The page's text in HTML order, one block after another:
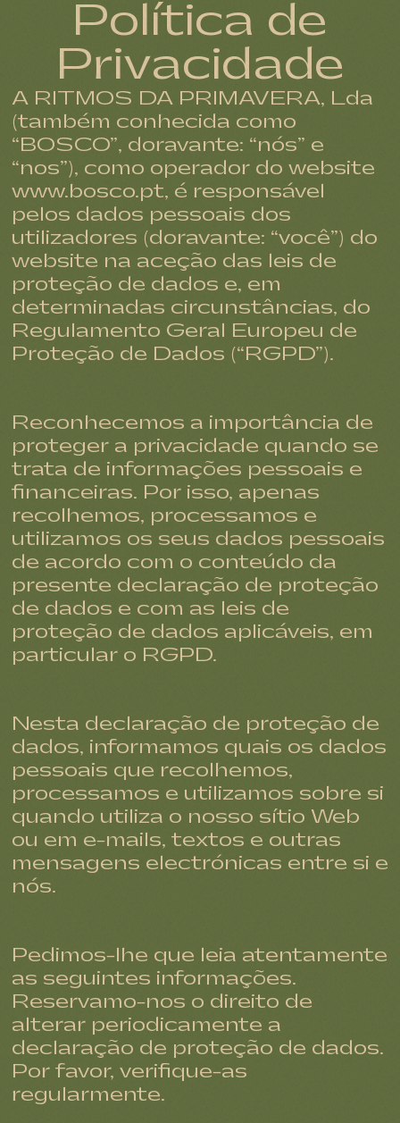
Política de
Privacidade
A RITMOS DA PRIMAVERA, Lda
(também conhecida como
“BOSCO”, doravante: “nós” e
“nos”), como operador do website
www.bosco.pt, é responsável
pelos dados pessoais dos
utilizadores (doravante: “você”) do
website na aceção das leis de
proteção de dados e, em
determinadas circunstâncias, do
Regulamento Geral Europeu de
Proteção de Dados (“RGPD”).
Reconhecemos a importância de
proteger a privacidade quando se
trata de informações pessoais e
financeiras. Por isso, apenas
recolhemos, processamos e
utilizamos os seus dados pessoais
de acordo com o conteúdo da
presente declaração de proteção
de dados e com as leis de
proteção de dados aplicáveis, em
particular o RGPD.
Nesta declaração de proteção de
dados, informamos quais os dados
pessoais que recolhemos,
processamos e utilizamos sobre si
quando utiliza o nosso sítio Web
ou em e-mails, textos e outras
mensagens electrónicas entre si e
nós.
Pedimos-lhe que leia atentamente
as seguintes informações.
Reservamo-nos o direito de
alterar periodicamente a
declaração de proteção de dados.
Por favor, verifique-as
regularmente.